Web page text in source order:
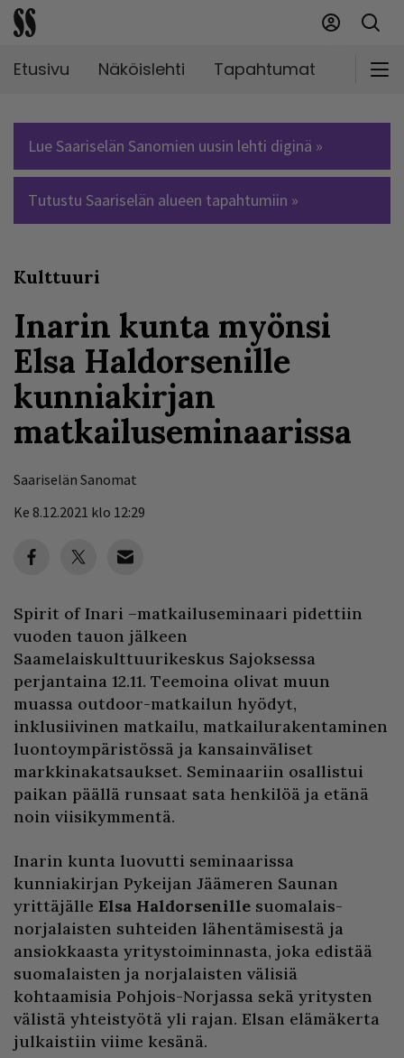
Etusivu Näköislehti Tapahtumat
Lue Saariselän Sanomien uusin lehti diginä »
Tutustu Saariselän alueen tapahtumiin »
Kulttuuri
Inarin kunta myönsi
Elsa Haldorsenille
kunniakirjan
matkailuseminaarissa
Saariselän Sanomat
Ke 8.12.2021 klo 12:29
Spirit of Inari –matkailuseminaari pidettiin
vuoden tauon jälkeen
Saamelaiskulttuurikeskus Sajoksessa
perjantaina 12.11. Teemoina olivat muun
muassa outdoor-matkailun hyödyt,
inklusiivinen matkailu, matkailurakentaminen
luontoympäristössä ja kansainväliset
markkinakatsaukset. Seminaariin osallistui
paikan päällä runsaat sata henkilöä ja etänä
noin viisikymmentä.
Inarin kunta luovutti seminaarissa
kunniakirjan Pykeijan Jäämeren Saunan
yrittäjälle Elsa Haldorsenille suomalais-
norjalaisten suhteiden lähentämisestä ja
ansiokkaasta yritystoiminnasta, joka edistää
suomalaisten ja norjalaisten välisiä
kohtaamisia Pohjois-Norjassa sekä yritysten
välistä yhteistyötä yli rajan. Elsan elämäkerta
julkaistiin viime kesänä.